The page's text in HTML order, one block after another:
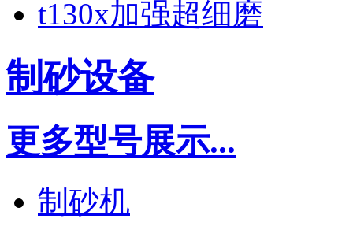
t130x加强超细磨
制砂设备
更多型号展示...
制砂机